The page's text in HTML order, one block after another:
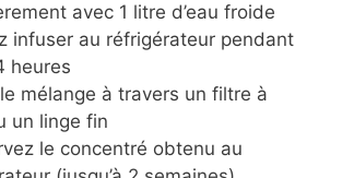
avec 1 litre d’eau froide
infuser au réfrigérateur pendant
heures
mélange à travers un filtre à
un linge fin
le concentré obtenu au